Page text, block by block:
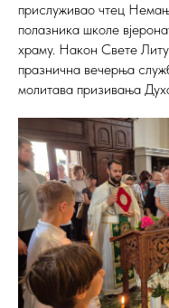
прислуживао чтец
полазника школе
храму. Након Свете
празнична вечерња
молитава призивања